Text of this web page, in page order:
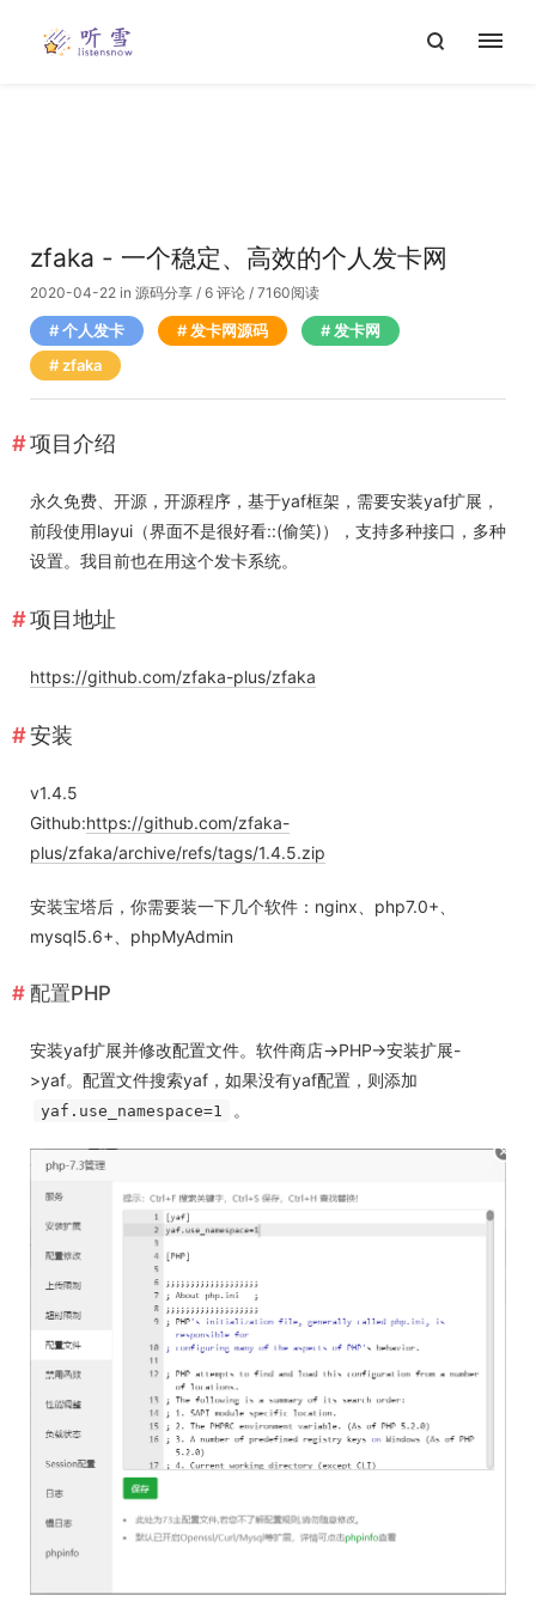
zfaka - 一个稳定、高效的个人发卡网
2020-04-22 in 源码分享 / 6 评论 / 7160阅读
个人发卡 发卡网源码
发卡网
zfaka
项目介绍
永久免费、开源，开源程序，基于yaf框架，需要安装yaf扩展，
前段使用layui（界面不是很好看::(偷笑)），支持多种接口，多种
设置。我目前也在用这个发卡系统。
项目地址
https://github.com/zfaka-plus/zfaka
安装
v1.4.5
Github:https://github.com/zfaka-
plus/zfaka/archive/refs/tags/1.4.5.zip
安装宝塔后，你需要装一下几个软件：nginx、php7.0+、
mysql5.6+、phpMyAdmin
配置PHP
安装yaf扩展并修改配置文件。软件商店->PHP->安装扩展-
>yaf。配置文件搜索yaf，如果没有yaf配置，则添加
yaf.use_namespace=1 。